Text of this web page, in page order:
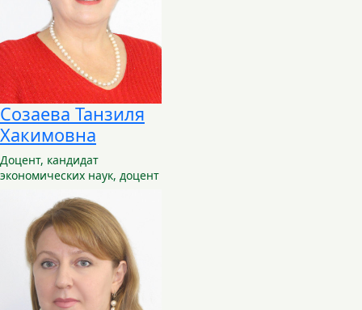
Созаева Танзиля
Хакимовна
Доцент, кандидат
экономических наук, доцент